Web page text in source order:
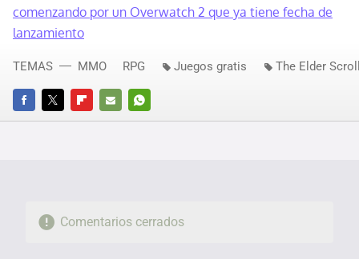
comenzando por un Overwatch 2 que ya tiene fecha de
lanzamiento
FACEBOOKTWITTERFLIPBOARD
E-
WHATSAPP
TEMAS MMO RPG Juegos gratis The Elder
Comentarios cerrados